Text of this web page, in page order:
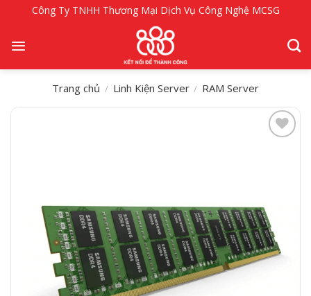
nội
Công Ty TNHH Thương Mại Dịch Vụ Công Nghệ MCSG
Trang chủ / Linh Kiện Server / RAM Server